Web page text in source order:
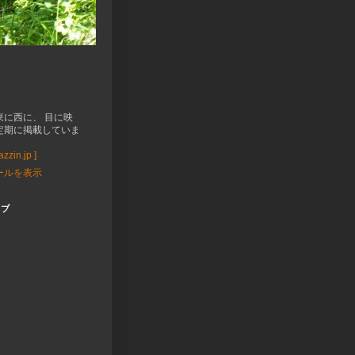
に西に、 目に映
期に掲載していま
]
ルを表示